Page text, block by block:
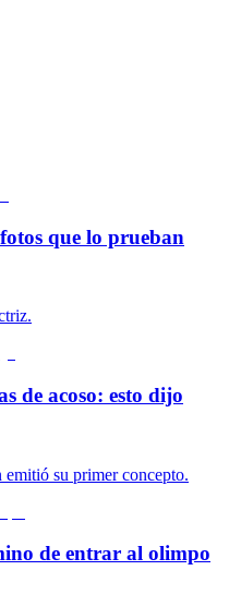
que lo prueban
de acoso: esto dijo
emitió su primer concepto.
de entrar al olimpo